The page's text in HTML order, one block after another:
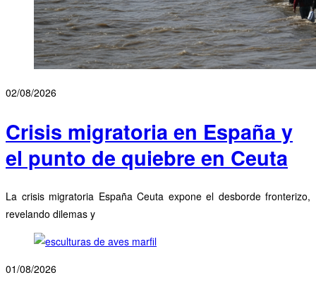
02/08/2026
Crisis migratoria en España y
el punto de quiebre en Ceuta
La crisis migratoria España Ceuta expone el desborde fronterizo,
revelando dilemas y
01/08/2026